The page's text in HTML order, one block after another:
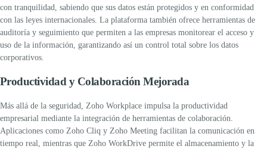
con tranquilidad, sabiendo que sus datos están protegidos y en conformidad
con las leyes internacionales. La plataforma también ofrece herramientas de
auditoría y seguimiento que permiten a las empresas monitorear el acceso y
uso de la información, garantizando así un control total sobre los datos
corporativos.
Productividad y Colaboración Mejorada
Más allá de la seguridad, Zoho Workplace impulsa la productividad
empresarial mediante la integración de herramientas de colaboración.
Aplicaciones como Zoho Cliq y Zoho Meeting facilitan la comunicación en
tiempo real, mientras que Zoho WorkDrive permite el almacenamiento y la